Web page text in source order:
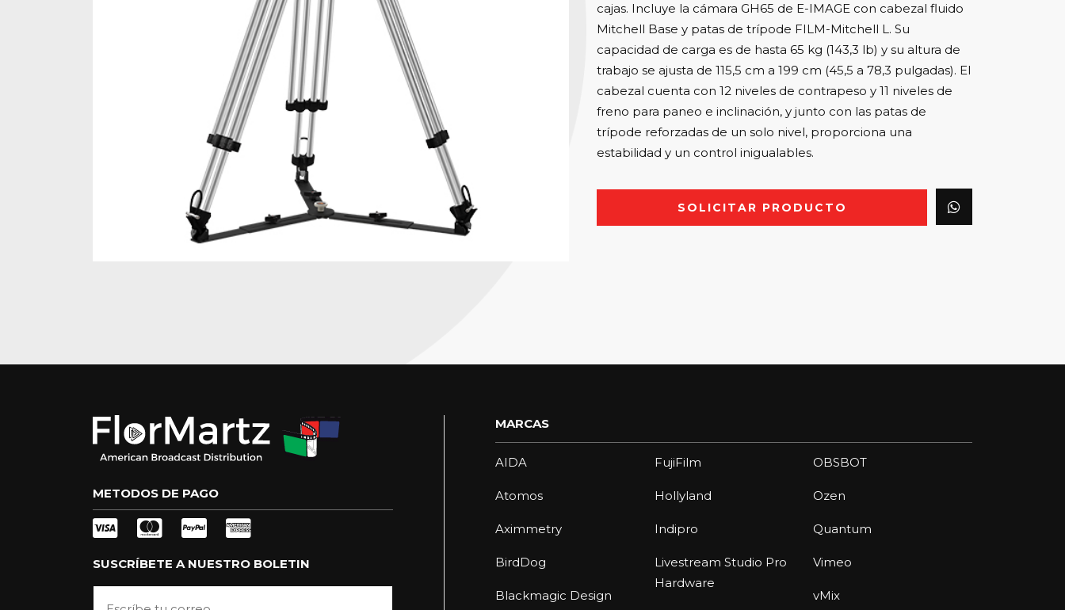
cajas. Incluye la cámara GH65 de E-IMAGE con cabezal fluido
Mitchell Base y patas de trípode FILM-Mitchell L. Su
capacidad de carga es de hasta 65 kg (143,3 lb) y su altura de
trabajo se ajusta de 115,5 cm a 199 cm (45,5 a 78,3 pulgadas). El
cabezal cuenta con 12 niveles de contrapeso y 11 niveles de
freno para paneo e inclinación, y junto con las patas de
trípode reforzadas de un solo nivel, proporciona una
estabilidad y un control inigualables.
SOLICITAR PRODUCTO
METODOS DE PAGO
SUSCRÍBETE A NUESTRO BOLETIN
MARCAS
AIDA
Atomos
Aximmetry
BirdDog
Blackmagic Design
FujiFilm
Hollyland
Indipro
Livestream Studio Pro
Hardware
OBSBOT
Ozen
Quantum
Vimeo
vMix